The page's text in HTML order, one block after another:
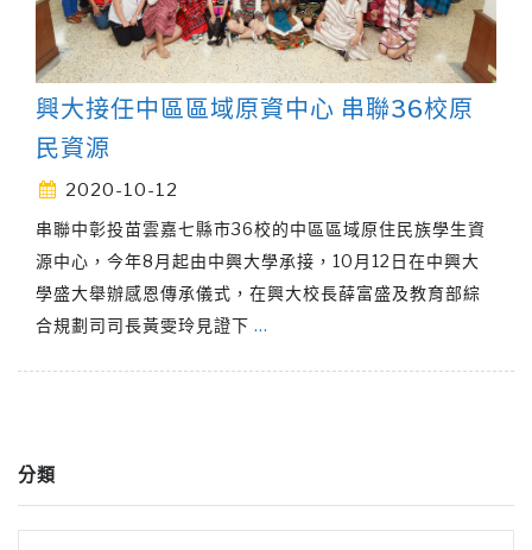
興大接任中區區域原資中心 串聯36校原
民資源
2020-10-12
串聯中彰投苗雲嘉七縣市36校的中區區域原住民族學生資
源中心，今年8月起由中興大學承接，10月12日在中興大
學盛大舉辦感恩傳承儀式，在興大校長薛富盛及教育部綜
合規劃司司長黃雯玲見證下 …
分類